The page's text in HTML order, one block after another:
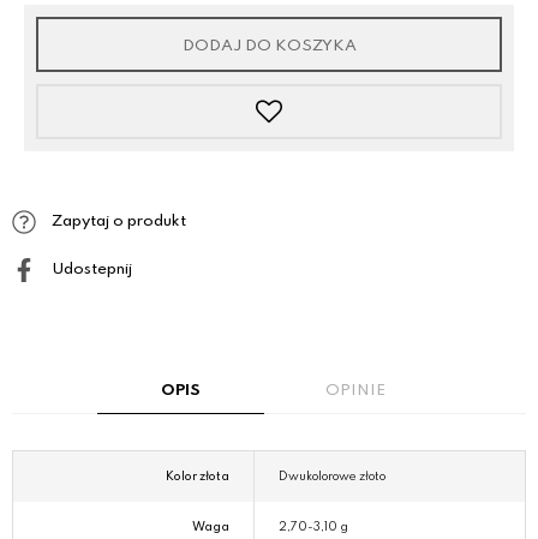
DODAJ DO KOSZYKA
Zapytaj o produkt
Udostepnij
OPIS OPINIE
Kolor złota Dwukolorowe złoto
Waga 2,70-3,10 g